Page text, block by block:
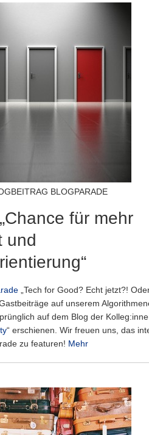
BLOGPARADE
für mehr
und
„Tech for Good? Echt jetzt?!
auf unserem
auf dem Blog der
“ erschienen. Wir freuen uns, das
zu featuren! Mehr